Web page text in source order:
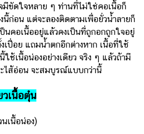
ใจหลาย ๆ ท่านที่ไม่ใช่คอเนื้อก็
นี้ก่อน แต่จะลองติดตามเพื่อยั่วน้ำลายก็
นคอเนื้ออยู่แล้วคงเป็นที่ถูกอกถูกใจอยู่
เปื่อย แถมน้ำตกอีกต่างหาก เนื้อที่ใช้
ใช้เนื้อน่องอย่างเดียว จริง ๆ แล้วถ้ามี
ไส้อ่อน จะสมบูรณ์แบบกว่านี้
เนื้อตุ๋น
นื้อน่อง)